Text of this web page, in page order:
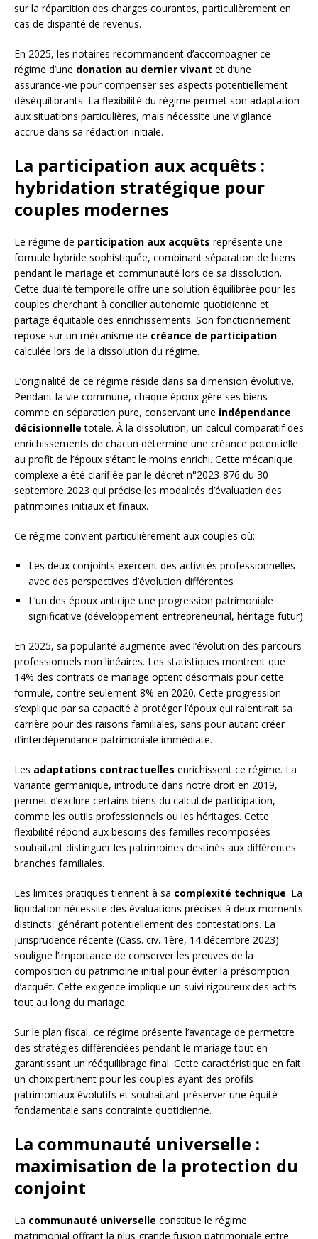
sur la répartition des charges courantes, particulièrement en
cas de disparité de revenus.
En 2025, les notaires recommandent d’accompagner ce
régime d’une donation au dernier vivant et d’une
assurance-vie pour compenser ses aspects potentiellement
déséquilibrants. La flexibilité du régime permet son adaptation
aux situations particulières, mais nécessite une vigilance
accrue dans sa rédaction initiale.
La participation aux acquêts :
hybridation stratégique pour
couples modernes
Le régime de participation aux acquêts représente une
formule hybride sophistiquée, combinant séparation de biens
pendant le mariage et communauté lors de sa dissolution.
Cette dualité temporelle offre une solution équilibrée pour les
couples cherchant à concilier autonomie quotidienne et
partage équitable des enrichissements. Son fonctionnement
repose sur un mécanisme de créance de participation
calculée lors de la dissolution du régime.
L’originalité de ce régime réside dans sa dimension évolutive.
Pendant la vie commune, chaque époux gère ses biens
comme en séparation pure, conservant une indépendance
décisionnelle totale. À la dissolution, un calcul comparatif des
enrichissements de chacun détermine une créance potentielle
au profit de l’époux s’étant le moins enrichi. Cette mécanique
complexe a été clarifiée par le décret n°2023-876 du 30
septembre 2023 qui précise les modalités d’évaluation des
patrimoines initiaux et finaux.
Ce régime convient particulièrement aux couples où:
Les deux conjoints exercent des activités professionnelles
avec des perspectives d’évolution différentes
L’un des époux anticipe une progression patrimoniale
significative (développement entrepreneurial, héritage futur)
En 2025, sa popularité augmente avec l’évolution des parcours
professionnels non linéaires. Les statistiques montrent que
14% des contrats de mariage optent désormais pour cette
formule, contre seulement 8% en 2020. Cette progression
s’explique par sa capacité à protéger l’époux qui ralentirait sa
carrière pour des raisons familiales, sans pour autant créer
d’interdépendance patrimoniale immédiate.
Les adaptations contractuelles enrichissent ce régime. La
variante germanique, introduite dans notre droit en 2019,
permet d’exclure certains biens du calcul de participation,
comme les outils professionnels ou les héritages. Cette
flexibilité répond aux besoins des familles recomposées
souhaitant distinguer les patrimoines destinés aux différentes
branches familiales.
Les limites pratiques tiennent à sa complexité technique. La
liquidation nécessite des évaluations précises à deux moments
distincts, générant potentiellement des contestations. La
jurisprudence récente (Cass. civ. 1ère, 14 décembre 2023)
souligne l’importance de conserver les preuves de la
composition du patrimoine initial pour éviter la présomption
d’acquêt. Cette exigence implique un suivi rigoureux des actifs
tout au long du mariage.
Sur le plan fiscal, ce régime présente l’avantage de permettre
des stratégies différenciées pendant le mariage tout en
garantissant un rééquilibrage final. Cette caractéristique en fait
un choix pertinent pour les couples ayant des profils
patrimoniaux évolutifs et souhaitant préserver une équité
fondamentale sans contrainte quotidienne.
La communauté universelle :
maximisation de la protection du
conjoint
La communauté universelle constitue le régime
matrimonial offrant la plus grande fusion patrimoniale entre